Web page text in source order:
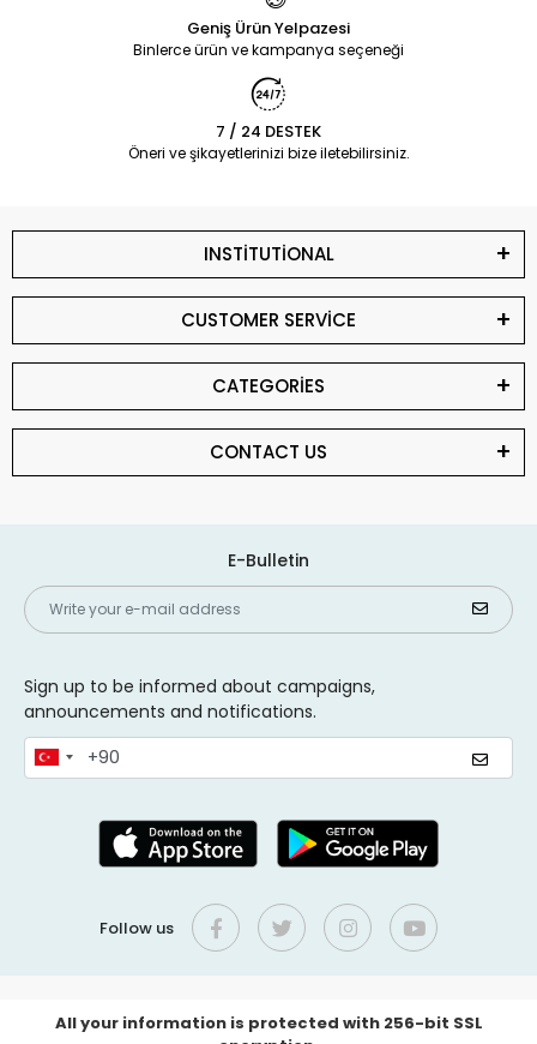
Geniş Ürün Yelpazesi
Binlerce ürün ve kampanya seçeneği
7 / 24 DESTEK
Öneri ve şikayetlerinizi bize iletebilirsiniz.
INSTİTUTİONAL
CUSTOMER SERVİCE
CATEGORİES
CONTACT US
E-Bulletin
Sign up to be informed about campaigns,
announcements and notifications.
Follow us
All your information is protected with 256-bit SSL